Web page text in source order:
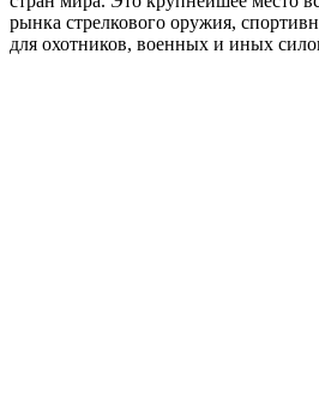
рынка стрелкового оружия,
для охотников, военных и иных